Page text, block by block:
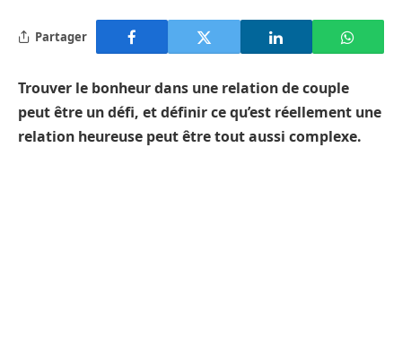
Partager
Trouver le bonheur dans une relation de couple
peut être un défi, et définir ce qu’est réellement une
relation heureuse peut être tout aussi complexe.